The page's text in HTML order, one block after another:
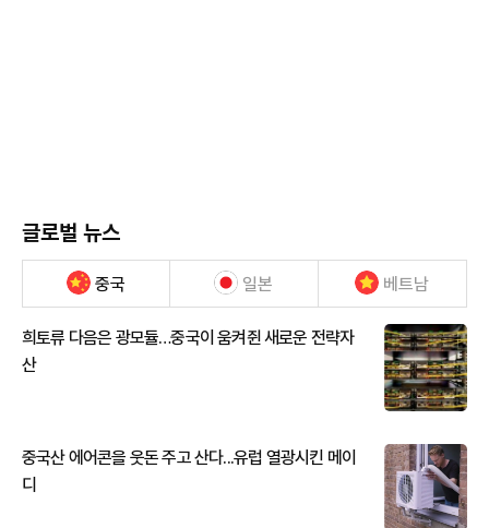
글로벌 뉴스
중국 일본 베트남
희토류 다음은 광모듈…중국이 움켜쥔 새로운 전략자
산
중국산 에어콘을 웃돈 주고 산다...유럽 열광시킨 메이
디